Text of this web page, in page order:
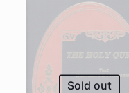
Sold out